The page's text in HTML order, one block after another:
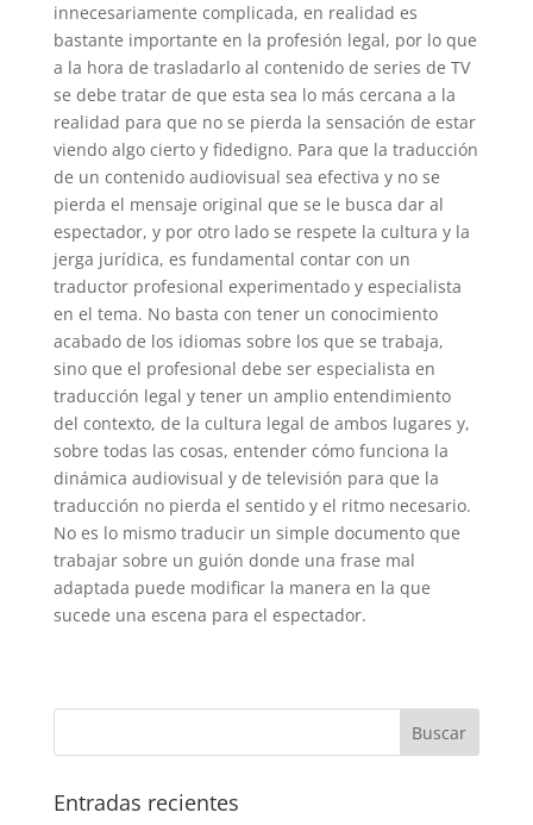
innecesariamente complicada, en realidad es
bastante importante en la profesión legal, por lo que
a la hora de trasladarlo al contenido de series de TV
se debe tratar de que esta sea lo más cercana a la
realidad para que no se pierda la sensación de estar
viendo algo cierto y fidedigno. Para que la traducción
de un contenido audiovisual sea efectiva y no se
pierda el mensaje original que se le busca dar al
espectador, y por otro lado se respete la cultura y la
jerga jurídica, es fundamental contar con un
traductor profesional experimentado y especialista
en el tema. No basta con tener un conocimiento
acabado de los idiomas sobre los que se trabaja,
sino que el profesional debe ser especialista en
traducción legal y tener un amplio entendimiento
del contexto, de la cultura legal de ambos lugares y,
sobre todas las cosas, entender cómo funciona la
dinámica audiovisual y de televisión para que la
traducción no pierda el sentido y el ritmo necesario.
No es lo mismo traducir un simple documento que
trabajar sobre un guión donde una frase mal
adaptada puede modificar la manera en la que
sucede una escena para el espectador.
Entradas recientes